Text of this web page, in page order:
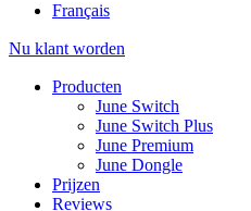
Français
Nu klant worden
Producten
June Switch
June Switch Plus
June Premium
June Dongle
Prijzen
Reviews